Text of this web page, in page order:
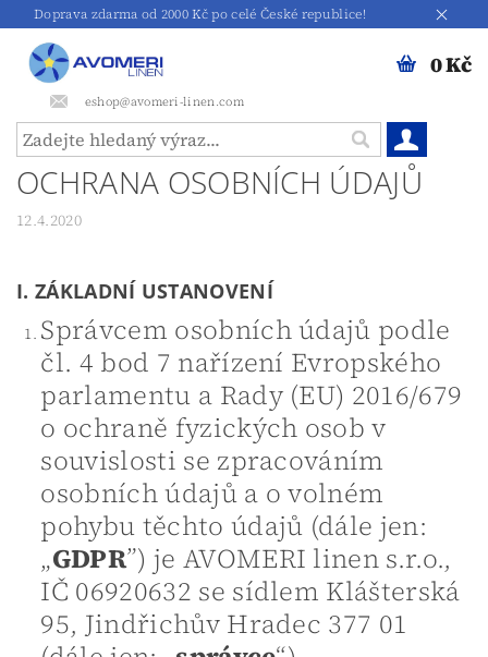
Doprava zdarma od 2000 Kč po celé České republice!
eshop@avomeri-linen.com
0 Kč
OCHRANA OSOBNÍCH ÚDAJŮ
12.4.2020
I. ZÁKLADNÍ USTANOVENÍ
Správcem osobních údajů podle
čl. 4 bod 7 nařízení Evropského
parlamentu a Rady (EU) 2016/679
o ochraně fyzických osob v
souvislosti se zpracováním
osobních údajů a o volném
pohybu těchto údajů (dále jen:
„GDPR”) je AVOMERI linen s.r.o.,
IČ 06920632 se sídlem Klášterská
95, Jindřichův Hradec 377 01